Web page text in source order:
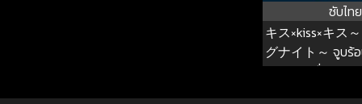
ซับไทย
キス×kiss×キス
グナイト～ จูบร้
ซั่น 1